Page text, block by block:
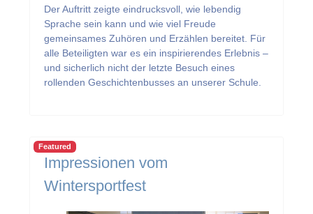
Der Auftritt zeigte eindrucksvoll, wie lebendig
Sprache sein kann und wie viel Freude
gemeinsames Zuhören und Erzählen bereitet. Für
alle Beteiligten war es ein inspirierendes Erlebnis –
und sicherlich nicht der letzte Besuch eines
rollenden Geschichtenbusses an unserer Schule.
Featured
Impressionen vom
Wintersportfest